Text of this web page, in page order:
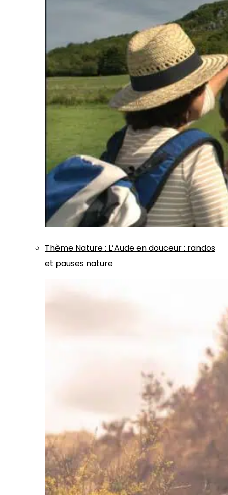
Thème Nature: L’Aude en douceur : randos
et pauses nature